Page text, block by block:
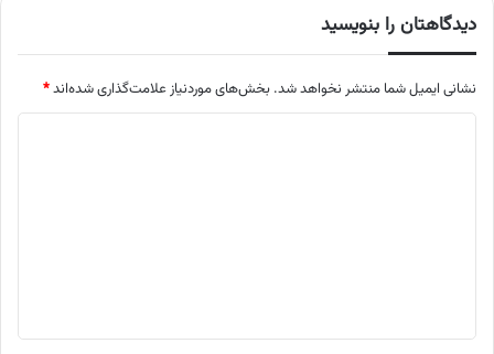
دیدگاهتان را بنویسید
نشانی ایمیل شما منتشر نخواهد شد. بخش‌های موردنیاز علامت‌گذاری شده‌اند*